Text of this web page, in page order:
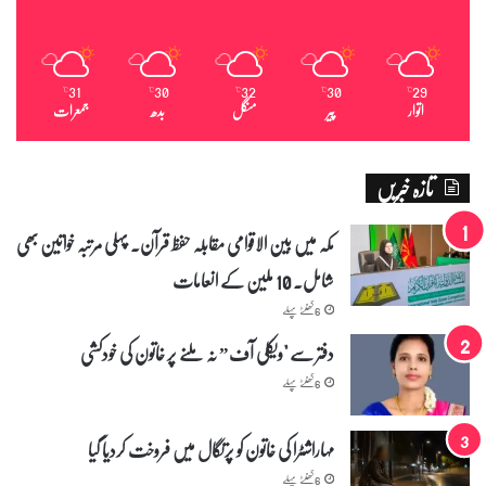
ی
و
و
ا
ئ
ر
ل
29
℃
اتوار
30
℃
پیر
32
℃
منگل
30
℃
بدھ
31
℃
جمعرات
تازہ خبریں
مکہ میں بین الاقوامی مقابلہ حفظ قرآن۔ پہلی مرتبہ خواتین بھی
شامل۔ 10 ملین کے انعامات
6 گھنٹے پہلے
دفتر سے "ویکلی آف” نہ ملنے پر خاتون کی خودکشی
6 گھنٹے پہلے
مہاراشٹرا کی خاتون کو پرتگال میں فروخت کردیا گیا
6 گھنٹے پہلے